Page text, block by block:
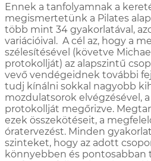
Ennek a tanfolyamnak a
megismertetünk a Pilates
több mint 34 gyakorlatával,
variációival. A cél az, hogy a
szélesítésével (követve
protokollját) az alapszintű
vevő vendégeidnek további
tudj kínálni sokkal nagyobb
mozdulatsorok elvégzésével,
protokollját megőrizve.
ezek összekötéseit, a
óratervezést. Minden
szinteket, hogy az adott
könnyebben és pontosabban